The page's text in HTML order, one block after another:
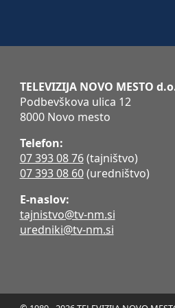
TELEVIZIJA NOVO MESTO
Podbevškova ulica 12
8000 Novo mesto
Telefon:
07 393 08 76(tajništvo)
07 393 08 60(uredništvo)
E-naslov:
tajnistvo@tv-nm.si
uredniki@tv-nm.si